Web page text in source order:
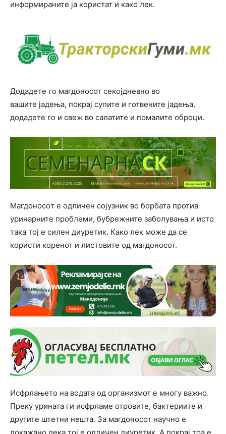
информираните ја користат и како лек.
Додадете го магдоносот секојдневно во
вашите јадења, покрај супите и готвените јадења,
додадете го и свеж во салатите и помалите оброци.
Магдоносoт е одличен сојузник во борбата против
уринарните проблеми, бубрежните заболувања и исто
така тој е силен диуретик. Како лек може да се
користи коренот и листовите од магдоносот.
Исфрлањето на водата од организмот е многу важнo.
Преку урината ги исфрламе отровите, бактериите и
другите штетни нешта. За магдоносот научно е